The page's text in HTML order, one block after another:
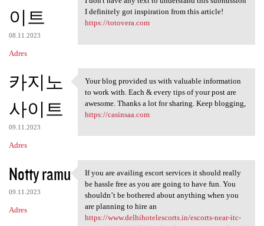
이트
08.11.2023
Adres
I definitely got inspiration from this article!
https://totovera.com
카지노
사이트
09.11.2023
Adres
Your blog provided us with
Your blog provided us with valuable information
to work with. Each & every tips of your post are
awesome. Thanks a lot for sharing. Keep blogging,
https://casinsaa.com
Notty ramu
09.11.2023
Adres
If you are availing escort
If you are availing escort services it should really
be hassle free as you are going to have fun. You
shouldn’t be bothered about anything when you
are planning to hire an
https://www.delhihotelescorts.in/escorts-near-itc-